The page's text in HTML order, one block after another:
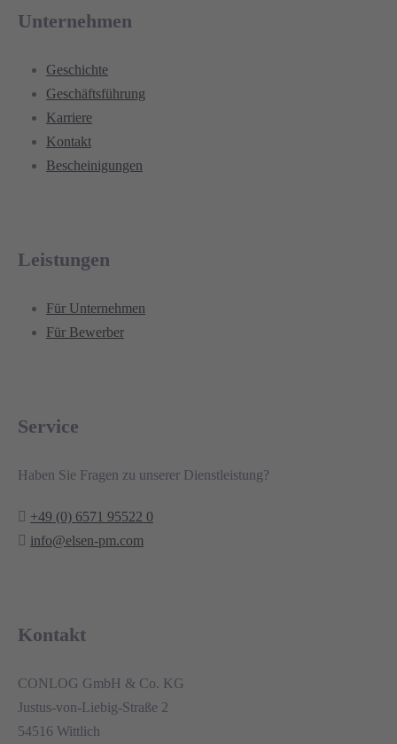
Unternehmen
Geschichte
Geschäftsführung
Karriere
Kontakt
Bescheinigungen
Leistungen
Für Unternehmen
Für Bewerber
Service
Haben Sie Fragen zu unserer Dienstleistung?
+49 (0) 6571 95522 0
info@elsen-pm.com
Kontakt
CONLOG GmbH & Co. KG
Justus-von-Liebig-Straße 2
54516 Wittlich